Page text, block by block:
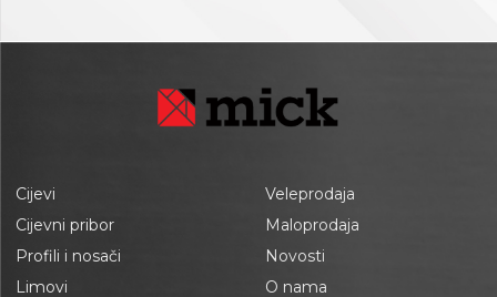
Cijevi
Cijevni pribor
Profili i nosači
Limovi
Veleprodaja
Maloprodaja
Novosti
O nama